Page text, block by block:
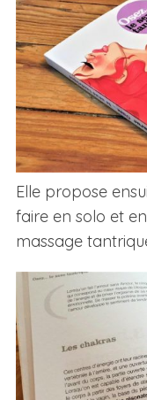
Elle propose
faire en solo et
massage